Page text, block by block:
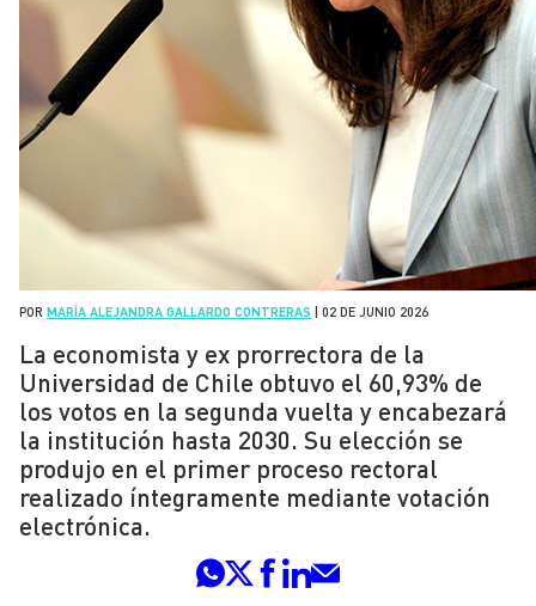
POR MARÍA ALEJANDRA GALLARDO CONTRERAS 02 DE JUNIO 2026
La economista y ex prorrectora de la
Universidad de Chile obtuvo el 60,93% de
los votos en la segunda vuelta y encabezará
la institución hasta 2030. Su elección se
produjo en el primer proceso rectoral
realizado íntegramente mediante votación
electrónica.